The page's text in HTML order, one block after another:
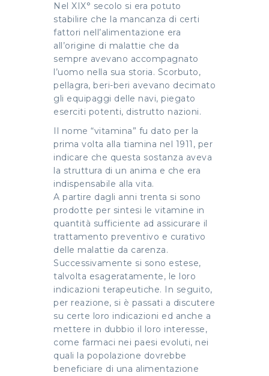
Nel XIX° secolo si era potuto
stabilire che la mancanza di certi
fattori nell’alimentazione era
all’origine di malattie che da
sempre avevano accompagnato
l’uomo nella sua storia. Scorbuto,
pellagra, beri-beri avevano decimato
gli equipaggi delle navi, piegato
eserciti potenti, distrutto nazioni.
Il nome “vitamina” fu dato per la
prima volta alla tiamina nel 1911, per
indicare che questa sostanza aveva
la struttura di un anima e che era
indispensabile alla vita.
A partire dagli anni trenta si sono
prodotte per sintesi le vitamine in
quantità sufficiente ad assicurare il
trattamento preventivo e curativo
delle malattie da carenza.
Successivamente si sono estese,
talvolta esageratamente, le loro
indicazioni terapeutiche. In seguito,
per reazione, si è passati a discutere
su certe loro indicazioni ed anche a
mettere in dubbio il loro interesse,
come farmaci nei paesi evoluti, nei
quali la popolazione dovrebbe
beneficiare di una alimentazione